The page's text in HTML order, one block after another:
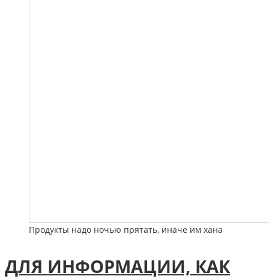
Продукты надо ночью прятать, иначе им хана
ДЛЯ ИНФОРМАЦИИ, КАК